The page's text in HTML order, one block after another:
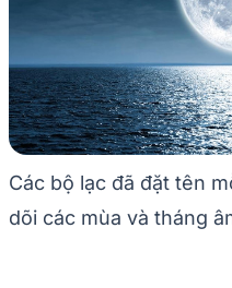
Các bộ lạc đã đặt tên
dõi các mùa và tháng